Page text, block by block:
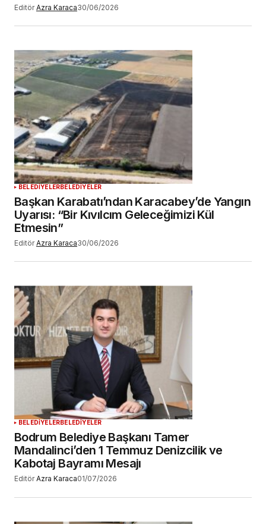
Editör Azra Karaca30/06/2026
BELEDİYELERBELEDİYELER
Başkan Karabatı’ndan Karacabey’de Yangın
Uyarısı: “Bir Kıvılcım Geleceğimizi Kül
Etmesin”
Editör Azra Karaca30/06/2026
BELEDİYELERBELEDİYELER
Bodrum Belediye Başkanı Tamer
Mandalinci’den 1 Temmuz Denizcilik ve
Kabotaj Bayramı Mesajı
Editör Azra Karaca01/07/2026